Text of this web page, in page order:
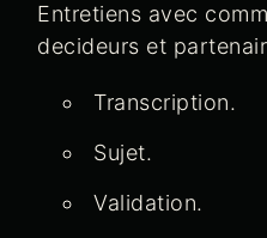
Entretiens avec
decideurs et
Transcription.
Sujet.
Validation.